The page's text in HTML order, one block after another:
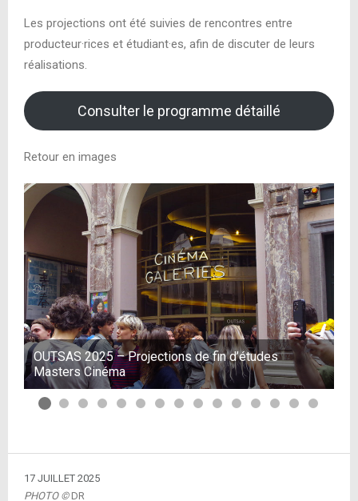
Les projections ont été suivies de rencontres entre
producteur·rices et étudiant·es, afin de discuter de leurs
réalisations.
Consulter le programme détaillé
Retour en images
OUTSAS 2025 – Projections de fin d’études
Masters Cinéma
17 JUILLET 2025
PHOTO ©DR